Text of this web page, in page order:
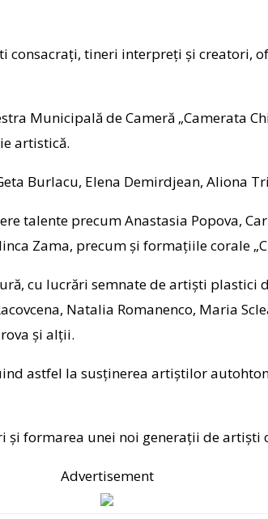
tineri interpreți și creatori,
Municipală de Cameră „Camerata
artistică.
Burlacu, Elena Demirdjean, Aliona
talente precum Anastasia Popova,
Zama, precum și formațiile corale
cu lucrări semnate de artiști plastici
Natalia Romanenco, Maria
și alții.
astfel la susținerea artiștilor
formarea unei noi generații de
Advertisement